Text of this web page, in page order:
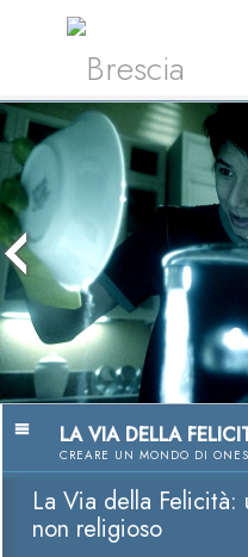
Brescia
L. Ron Hubbard:
Fondatore
Che cos’è
Scientology?
LA VIA DELLA
CREARE UN MONDO DI
La Via della
non religioso